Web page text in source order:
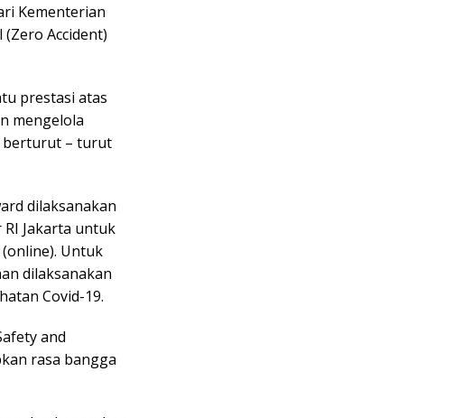
Kementerian
Accident)
prestasi atas
mengelola
berturut – turut
dilaksanakan
Jakarta untuk
Untuk
dilaksanakan
Covid-19.
and
rasa bangga